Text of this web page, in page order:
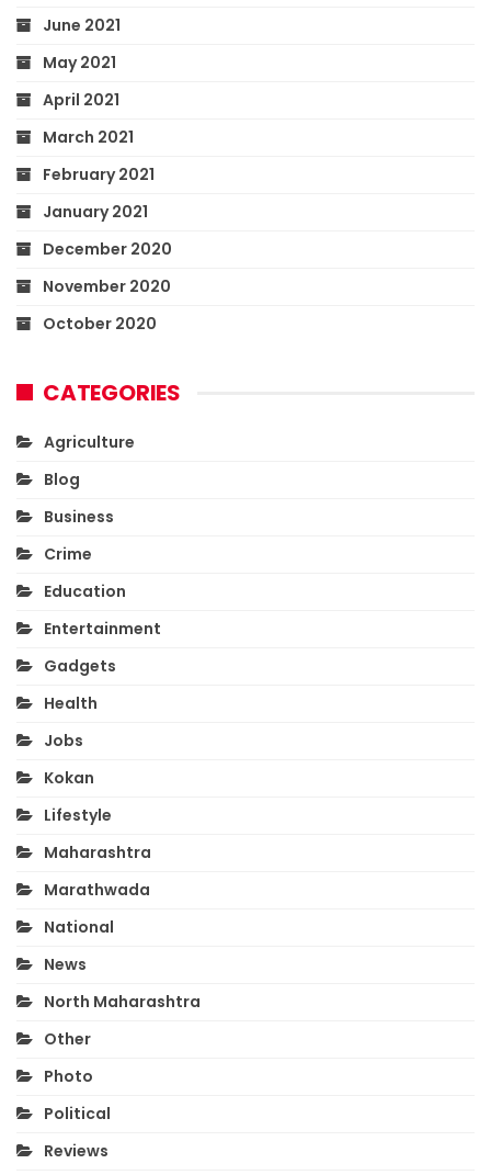
June 2021
May 2021
April 2021
March 2021
February 2021
January 2021
December 2020
November 2020
October 2020
CATEGORIES
Agriculture
Blog
Business
Crime
Education
Entertainment
Gadgets
Health
Jobs
Kokan
Lifestyle
Maharashtra
Marathwada
National
News
North Maharashtra
Other
Photo
Political
Reviews